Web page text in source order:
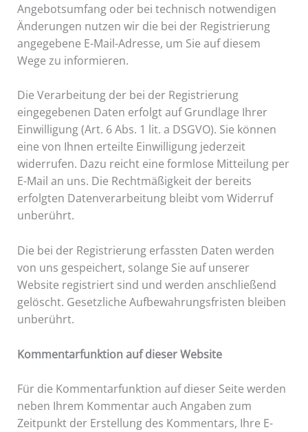
Angebotsumfang oder bei technisch notwendigen
Änderungen nutzen wir die bei der Registrierung
angegebene E-Mail-Adresse, um Sie auf diesem
Wege zu informieren.
Die Verarbeitung der bei der Registrierung
eingegebenen Daten erfolgt auf Grundlage Ihrer
Einwilligung (Art. 6 Abs. 1 lit. a DSGVO). Sie können
eine von Ihnen erteilte Einwilligung jederzeit
widerrufen. Dazu reicht eine formlose Mitteilung per
E-Mail an uns. Die Rechtmäßigkeit der bereits
erfolgten Datenverarbeitung bleibt vom Widerruf
unberührt.
Die bei der Registrierung erfassten Daten werden
von uns gespeichert, solange Sie auf unserer
Website registriert sind und werden anschließend
gelöscht. Gesetzliche Aufbewahrungsfristen bleiben
unberührt.
Kommentarfunktion auf dieser Website
Für die Kommentarfunktion auf dieser Seite werden
neben Ihrem Kommentar auch Angaben zum
Zeitpunkt der Erstellung des Kommentars, Ihre E-